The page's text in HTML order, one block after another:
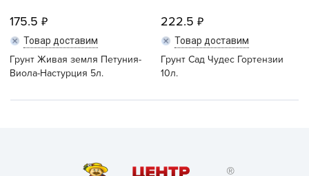
175.5
Товар доставим
Грунт Живая земля Петуния-
Виола-Настурция 5л.
222.5
Товар доставим
Грунт Сад Чудес Гортензии
10л.